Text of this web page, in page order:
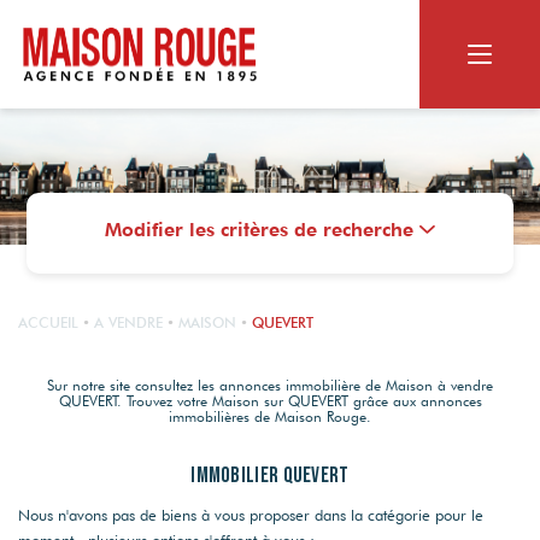
ACHETER
Appartement ou maison
Terrain
NOS SERVICES
Nos agences
VENDRE
Vendus par Maison Rouge
Estimation personnalisée
OUTILS DIGITAUX
Photos HDR
LE GROUPE
MAISON ROUGE
Qui sommes-nous ?
Nos actualités
CONTACT
RECRUTEMENT
Modifier les critères de recherche
ACCUEIL A VENDRE MAISON QUEVERT
Sur notre site consultez les annonces immobilière de Maison à vendre
QUEVERT. Trouvez votre Maison sur QUEVERT grâce aux annonces
immobilières de Maison Rouge.
Immobilier QUEVERT
Nous n'avons pas de biens à vous proposer dans la catégorie pour le